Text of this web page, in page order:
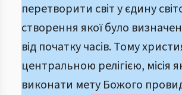
перетворити світ у єдину
створення якої було
від початку часів. Тому
центральною релігією, місія
виконати мету Божого